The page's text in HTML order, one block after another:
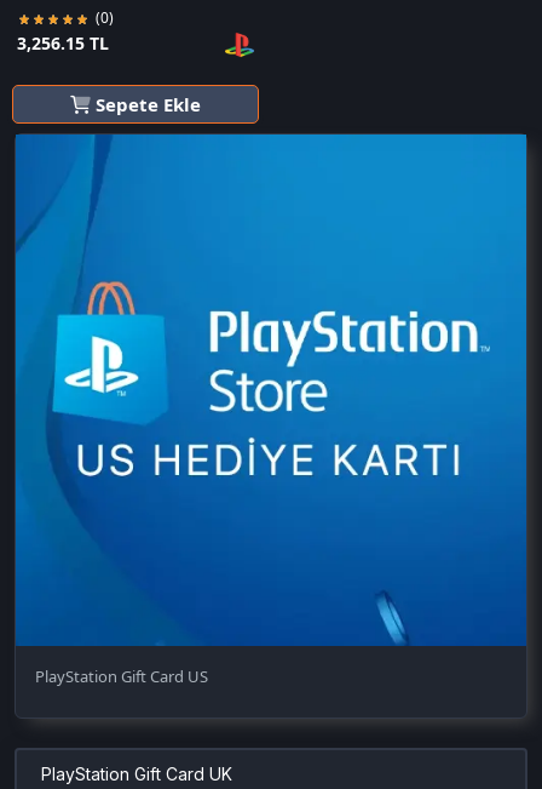
(0)
3,256.15 TL
Sepete Ekle
PlayStation Gift Card US
PlayStation Gift Card UK